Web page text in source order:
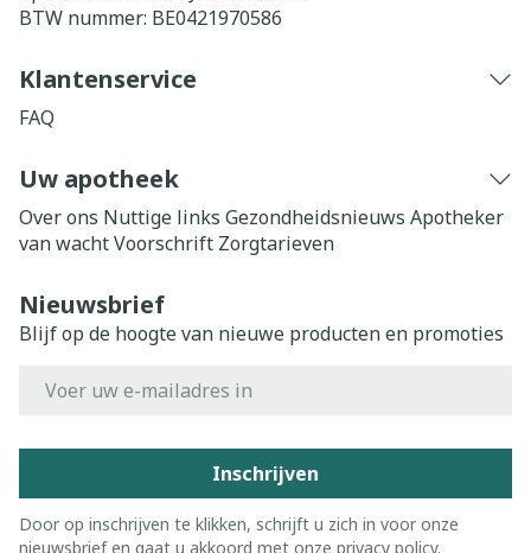
BTW nummer: BE0421970586
Klantenservice
FAQ
Uw apotheek
Over ons Nuttige links Gezondheidsnieuws Apotheker
van wachtVoorschrift Zorgtarieven
Nieuwsbrief
Blijf op de hoogte van nieuwe producten en promoties
Inschrijven
Door op inschrijven te klikken, schrijft u zich in voor onze
nieuwsbrief en gaat u akkoord met onze privacy policy.